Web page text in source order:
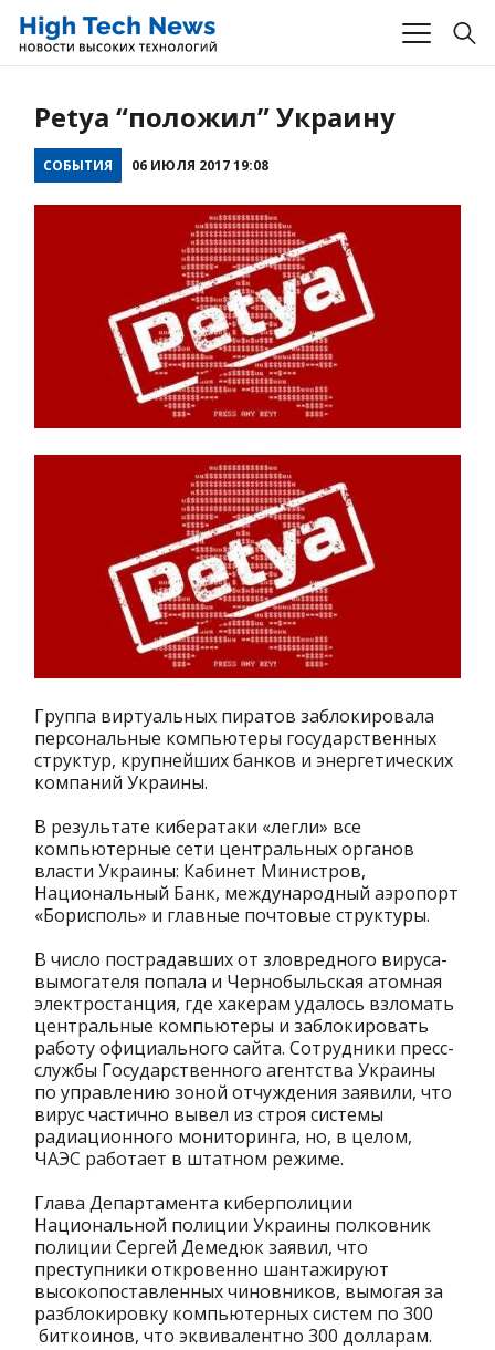
Petya “положил” Украину
СОБЫТИЯ 06 ИЮЛЯ 2017 19:08
Группа виртуальных пиратов заблокировала
персональные компьютеры государственных
структур, крупнейших банков и энергетических
компаний Украины.
В результате кибератаки «легли» все
компьютерные сети центральных органов
власти Украины: Кабинет Министров,
Национальный Банк, международный аэропорт
«Борисполь» и главные почтовые структуры.
В число пострадавших от зловредного вируса-
вымогателя попала и Чернобыльская атомная
электростанция, где хакерам удалось взломать
центральные компьютеры и заблокировать
работу официального сайта. Сотрудники пресс-
службы Государственного агентства Украины
по управлению зоной отчуждения заявили, что
вирус частично вывел из строя системы
радиационного мониторинга, но, в целом,
ЧАЭС работает в штатном режиме.
Глава Департамента киберполиции
Национальной полиции Украины полковник
полиции Сергей Демедюк заявил, что
преступники откровенно шантажируют
высокопоставленных чиновников, вымогая за
разблокировку компьютерных систем по 300
биткоинов, что эквивалентно 300 долларам.